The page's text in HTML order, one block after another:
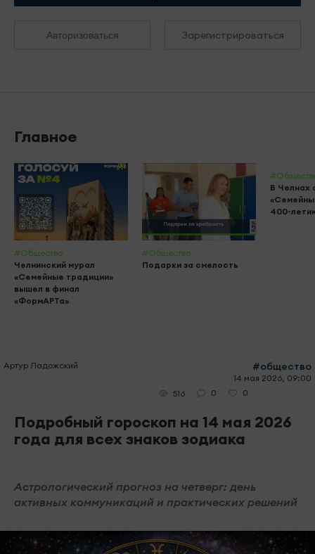
Авторизоваться Зарегистрироваться
Главное
#Общество
Челнинский мурал
«Семейные традиции»
вышел в финал
«ФормАРТа»
#Общество
Подарки за смелость
В Челнах
400-
Артур Ладожский #общество
14 мая 2026, 09:00
516
0 0
Подробный гороскоп на 14 мая 2026
года для всех знаков зодиака
Астрологический прогноз на четверг: день
активных коммуникаций и практических решений